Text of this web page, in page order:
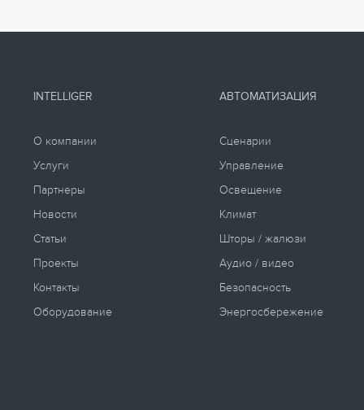
INTELLIGER
О компании
Услуги
Партнеры
Новости
Статьи
Проекты
Контакты
Оборудование
АВТОМАТИЗАЦИЯ
Сценарии
Управление
Освещение
Климат
Шторы / жалюзи
Аудио / видео
Безопасность
Энергосбережение